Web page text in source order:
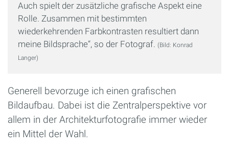
Auch spielt der zusätzliche grafische Aspekt eine
Rolle. Zusammen mit bestimmten
wiederkehrenden Farbkontrasten resultiert dann
meine Bildsprache“, so der Fotograf. (Bild: Konrad
Langer)
Generell bevorzuge ich einen grafischen
Bildaufbau. Dabei ist die Zentralperspektive vor
allem in der Architekturfotografie immer wieder
ein Mittel der Wahl.